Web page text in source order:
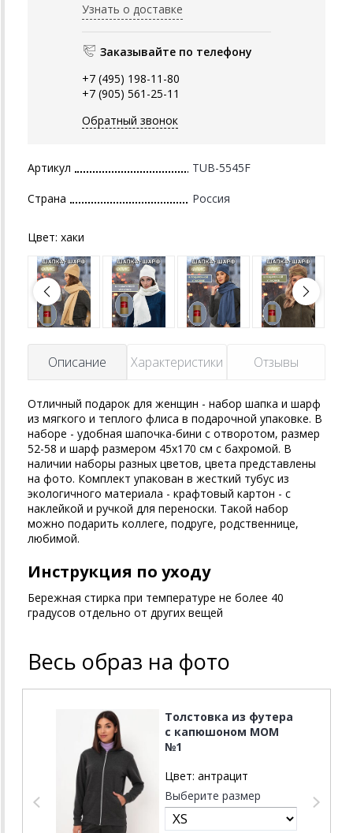
Узнать о доставке
Заказывайте по телефону
+7 (495) 198-11-80
+7 (905) 561-25-11
Обратный звонок
Артикул TUB-5545F
Страна Россия
Цвет: хаки
Описание Характеристики Отзывы
Отличный подарок для женщин - набор шапка и шарф
из мягкого и теплого флиса в подарочной упаковке. В
наборе - удобная шапочка-бини c отворотом, размер
52-58 и шарф размером 45х170 см с бахромой. В
наличии наборы разных цветов, цвета представлены
на фото. Комплект упакован в жесткий тубус из
экологичного материала - крафтовый картон - с
наклейкой и ручкой для переноски. Такой набор
можно подарить коллеге, подруге, родственнице,
любимой.
Инструкция по уходу
Бережная стирка при температуре не более 40
градусов отдельно от других вещей
Весь образ на фото
Толстовка из футера
с капюшоном MOM
№1
Цвет: антрацит
Выберите размер